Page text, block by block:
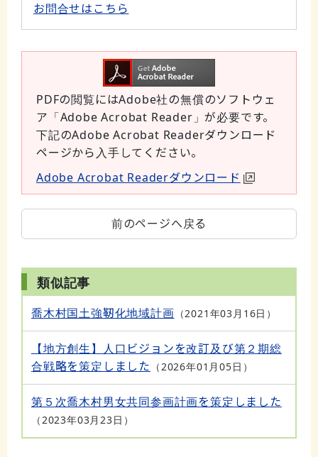
お問合せはこちら
PDFの閲覧にはAdobe社の無償のソフトウェ
ア「Adobe Acrobat Reader」が必要です。
下記のAdobe Acrobat Readerダウンロード
ページから入手してください。
Adobe Acrobat Readerダウンロード
前のページへ戻る
類似記事
喬木村国土強靭化地域計画 2021年03月16日
【地方創生】人口ビジョンを改訂及び第２期総
合戦略を策定しました
2026年01月05日
第５次喬木村男女共同参画計画を策定しました
2023年03月23日